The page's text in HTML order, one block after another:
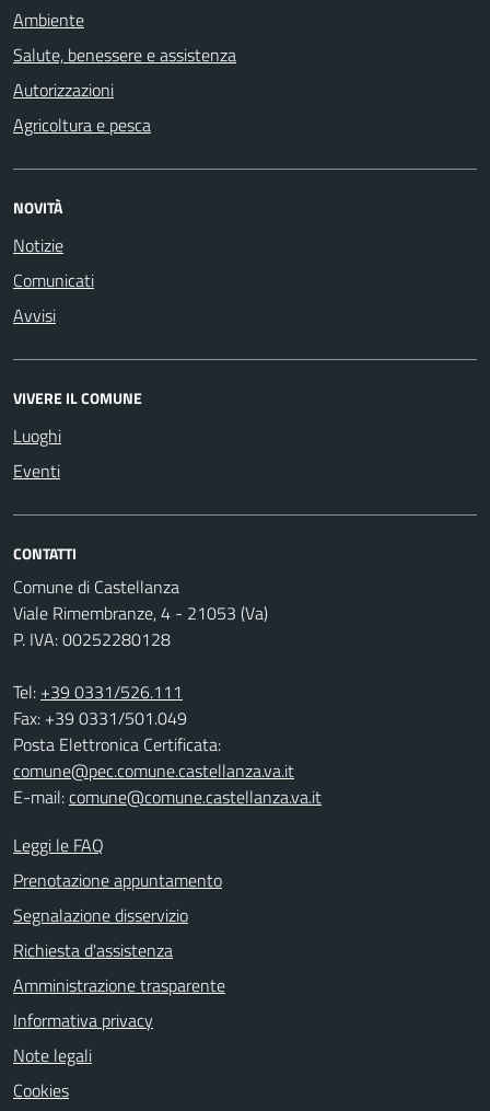
Ambiente
Salute, benessere e assistenza
Autorizzazioni
Agricoltura e pesca
NOVITÀ
Notizie
Comunicati
Avvisi
VIVERE IL COMUNE
Luoghi
Eventi
CONTATTI
Comune di Castellanza
Viale Rimembranze, 4 - 21053 (Va)
P. IVA: 00252280128
Tel: +39 0331/526.111
Fax: +39 0331/501.049
Posta Elettronica Certificata:
comune@pec.comune.castellanza.va.it
E-mail:comune@comune.castellanza.va.it
Leggi le FAQ
Prenotazione appuntamento
Segnalazione disservizio
Richiesta d'assistenza
Amministrazione trasparente
Informativa privacy
Note legali
Cookies